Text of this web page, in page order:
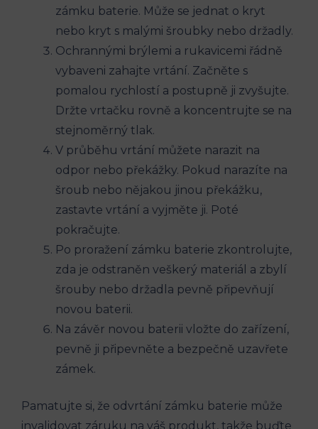
zámku baterie. Může se jednat o kryt
nebo kryt s malými šroubky nebo držadly.
Ochrannými brýlemi a rukavicemi řádně
vybaveni zahajte vrtání. Začněte s
pomalou rychlostí a postupně ji zvyšujte.
Držte vrtačku rovně a koncentrujte se na
stejnoměrný tlak.
V průběhu vrtání můžete narazit na
odpor nebo překážky. Pokud narazíte na
šroub nebo nějakou jinou překážku,
zastavte vrtání a vyjměte ji. Poté
pokračujte.
Po proražení zámku baterie zkontrolujte,
zda je odstraněn veškerý materiál a zbylí
šrouby nebo držadla pevně připevňují
novou baterii.
Na závěr novou baterii vložte do zařízení,
pevně ji připevněte a bezpečně uzavřete
zámek.
Pamatujte si, že odvrtání zámku baterie může
invalidovat záruku na váš produkt, takže buďte